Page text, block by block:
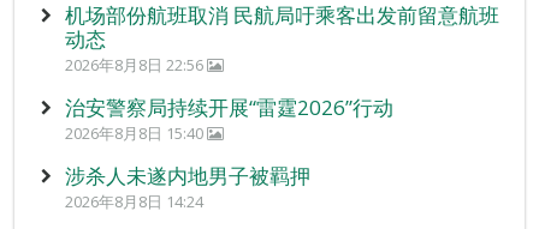
机场部份航班取消 民航局吁乘客出发前留意航班
动态
2026年8月8日 22:56
治安警察局持续开展“雷霆2026”行动
2026年8月8日 15:40
涉杀人未遂内地男子被羁押
2026年8月8日 14:24